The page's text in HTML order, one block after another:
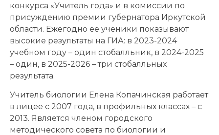
конкурса «Учитель года» и в комиссии по
присуждению премии губернатора Иркутской
области. Ежегодно ее ученики показывают
высокие результаты на ГИА: в 2023-2024
учебном году – один стобалльник, в 2024-2025
– один, в 2025-2026 – три стобалльных
результата.
Учитель биологии Елена Копачинская работает
в лицее с 2007 года, в профильных классах – с
2013. Является членом городского
методического совета по биологии и